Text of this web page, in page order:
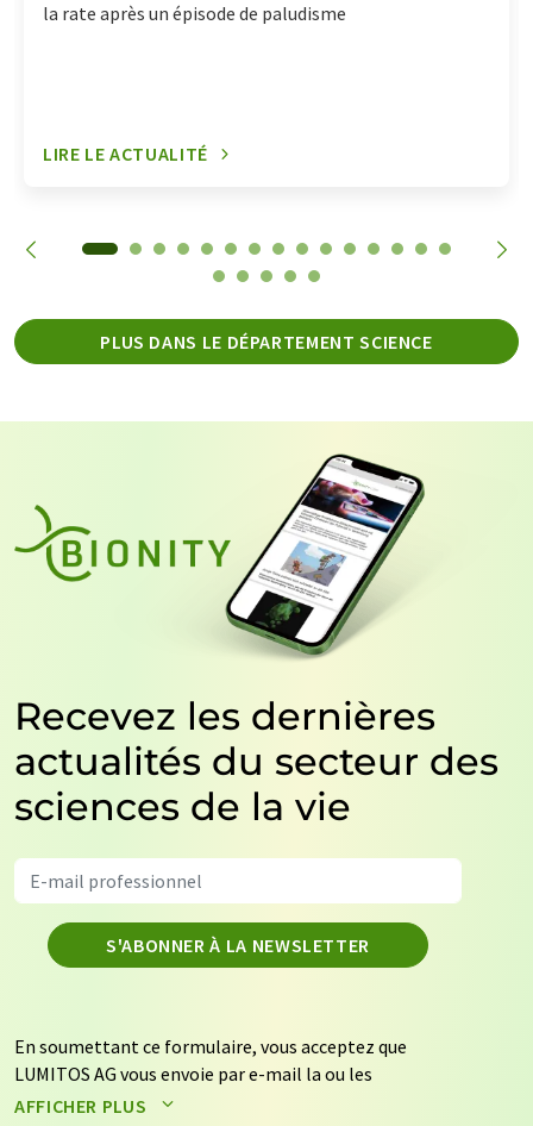
la rate après un épisode de paludisme
LIRE LE ACTUALITÉ
PLUS DANS LE DÉPARTEMENT SCIENCE
Recevez les dernières
actualités du secteur des
sciences de la vie
S'ABONNER À LA NEWSLETTER
En soumettant ce formulaire, vous acceptez que
LUMITOS AG vous envoie par e-mail la ou les
newsletters sélectionnées ci-dessus. Vos données ne
AFFICHER PLUS